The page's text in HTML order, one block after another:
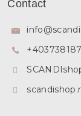
Contact
info@